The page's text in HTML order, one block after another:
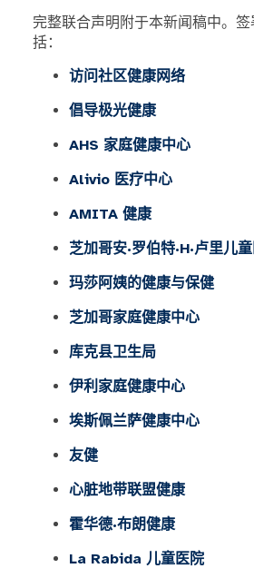
完整联合声明附于本新闻稿中。
括：
访问社区健康网络
倡导极光健康
AHS 家庭健康中心
Alivio 医疗中心
AMITA 健康
芝加哥安·罗伯特·H·卢里儿
玛莎阿姨的健康与保健
芝加哥家庭健康中心
库克县卫生局
伊利家庭健康中心
埃斯佩兰萨健康中心
友健
心脏地带联盟健康
霍华德·布朗健康
La Rabida 儿童医院